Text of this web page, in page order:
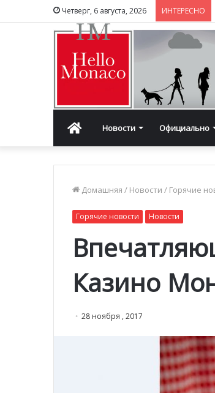
Четверг, 6 августа, 2026 ИНТЕРЕСНО
ГлавнаяНовости Официально
Домашняя / Новости / Горячие
Горячие новости Новости
Казино
28 ноября , 2017